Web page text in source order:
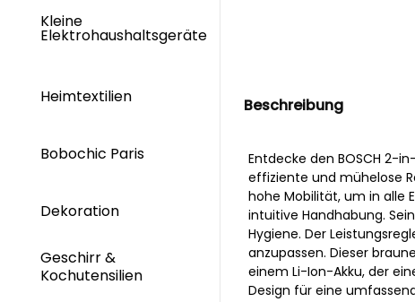
Kleine
Elektrohaushaltsgeräte
Heimtextilien
Bobochic Paris
Dekoration
Geschirr &
Kochutensilien
Beschreibung
Entdecke den BOSCH 2-
effiziente und mühelose
hohe Mobilität, um in alle
intuitive Handhabung.
Hygiene. Der
anzupassen. Dieser
einem Li-Ion-Akku, der
Design für eine